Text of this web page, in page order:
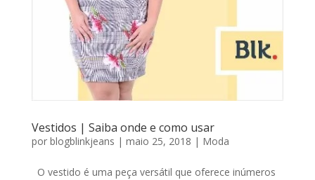
Vestidos | Saiba onde e como usar
por blogblinkjeans | maio 25, 2018 | Moda
O vestido é uma peça versátil que oferece inúmeros